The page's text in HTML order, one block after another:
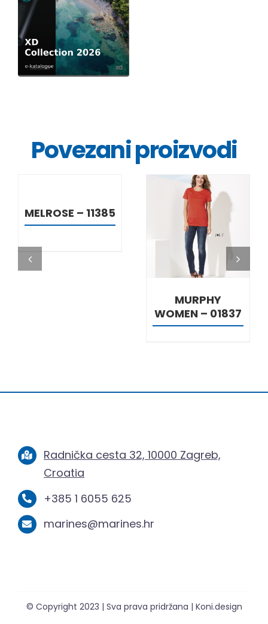
Povezani proizvodi
MELROSE – 11385
DETALJI
MURPHY
WOMEN – 01837
Radnička cesta 32, 10000 Zagreb,
Croatia
+385 1 6055 625
marines@marines.hr
© Copyright 2023 | Sva prava pridržana | Koni.design